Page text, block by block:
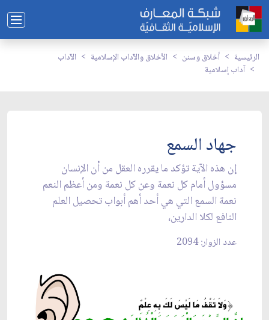
الرئيسية أخلاق وسنن الأخلاق والآداب الإسلامية
الآداب
آداب إسلامية
جهاد السمع
إن هذه الآية تؤكد ما يقرره العقل من أن الإنسان
مسؤول أمام كل نعمة وعن كل نعمة ومن أعظم النعم
نعمة السمع التي هي أحد أهم أبواب تحصيل العلم
النافع لكلا الدارين،
عدد الزوار: 2094